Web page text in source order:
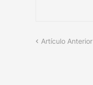
Artículo Anterior